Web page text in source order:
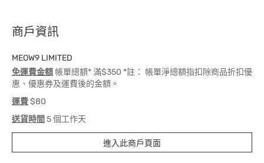
商戶資訊
MEOW9 LIMITED
免運費金額 帳單總額* 滿$350 *註： 帳單淨總額指扣除商品折扣優
惠、優惠券及運費後的金額。
運費$80
送貨時間 5 個工作天
進入此商戶頁面